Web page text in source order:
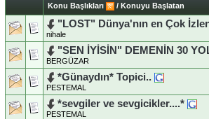
Konu Başlıkları / Konuyu Başlatan
"LOST" Dünya'nın en Çok
nihale
"SEN İYİSİN" DEMENİN 30
BERGÜZAR
*Günaydın* Topici..
PESTEMAL
*sevgiler ve sevgicikler....*
PESTEMAL